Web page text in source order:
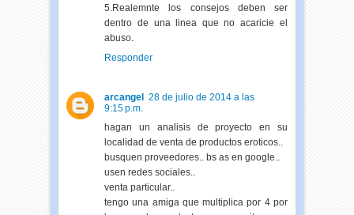
5.Realemnte los consejos deben ser
dentro de una linea que no acaricie el
abuso.
Responder
arcangel
28 de julio de 2014 a las
9:15 p.m.
hagan un analisis de proyecto en su
localidad de venta de productos eroticos..
busquen proveedores.. bs as en google..
usen redes sociales..
venta particular..
tengo una amiga que multiplica por 4 por